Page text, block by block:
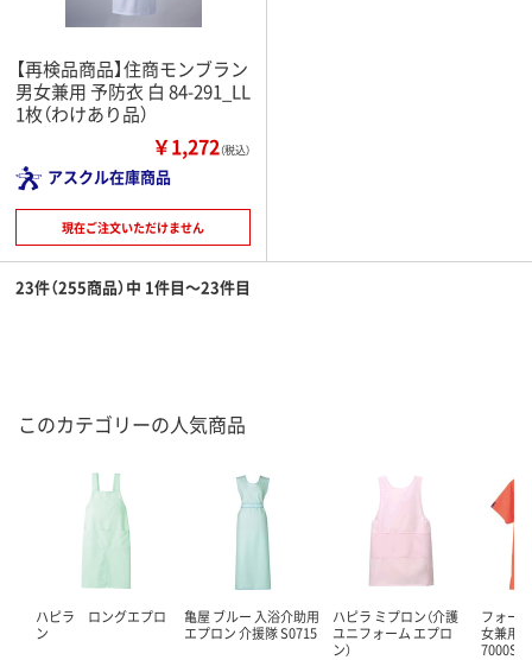
【再検品商品】住商モンブラン
男女兼用 予防衣 白 84-291_LL
1枚（わけあり品）
￥1,272（税込）
アスクル在庫商品
現在ご注文いただけません
23件（255商品）中 1件目～23件目
このカテゴリーの人気商品
ハピラ ロングエプロ
ン
亀屋 ブルー 入浴介助用
エプロン 介援隊 S0715
ハピラ ミプロン（介護
ユニフォーム エプロ
ン）
フォー
女兼用
7000SC